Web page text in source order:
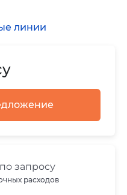
по запросу
расходов
линии